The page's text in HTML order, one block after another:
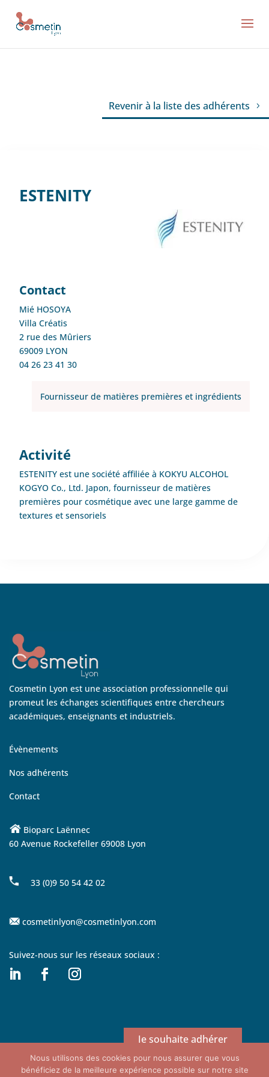
Revenir à la liste des adhérents
ESTENITY
Contact
Mié HOSOYA
Villa Créatis
2 rue des Mûriers
69009 LYON
04 26 23 41 30
Fournisseur de matières premières et ingrédients
Activité
ESTENITY est une société affiliée à KOKYU ALCOHOL
KOGYO Co., Ltd. Japon, fournisseur de matières
premières pour cosmétique avec une large gamme de
textures et sensoriels
Cosmetin Lyon est une association professionnelle qui
promeut les échanges scientifiques entre chercheurs
académiques, enseignants et industriels.
Évènements
Nos adhérents
Contact
Bioparc Laënnec
60 Avenue Rockefeller 69008 Lyon
33 (0)9 50 54 42 02
cosmetinlyon@cosmetinlyon.com
Suivez-nous sur les réseaux sociaux :
Je souhaite adhérer
Nous utilisons des cookies pour nous assurer que vous
bénéficiez de la meilleure expérience possible sur notre site